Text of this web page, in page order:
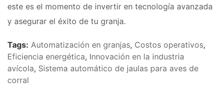
este es el momento de invertir en tecnología avanzada
y asegurar el éxito de tu granja.
Tags: Automatización en granjas, Costos operativos,
Eficiencia energética, Innovación en la industria
avícola, Sistema automático de jaulas para aves de
corral